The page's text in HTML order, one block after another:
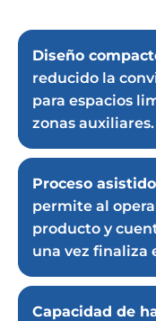
Diseño
reducido la
para espacios
zonas auxiliares.
Proceso
permite al
producto y
una vez finaliza
Capacidad de